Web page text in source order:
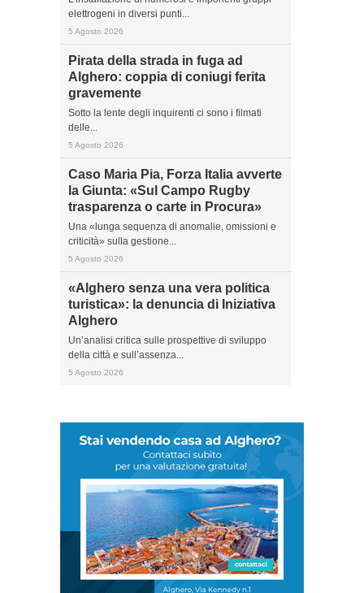
elettrogeni in diversi punti...
5 Agosto 2026
Pirata della strada in fuga ad
Alghero: coppia di coniugi ferita
gravemente
Sotto la lente degli inquirenti ci sono i filmati
delle...
5 Agosto 2026
Caso Maria Pia, Forza Italia avverte
la Giunta: «Sul Campo Rugby
trasparenza o carte in Procura»
Una «lunga sequenza di anomalie, omissioni e
criticità» sulla gestione...
5 Agosto 2026
«Alghero senza una vera politica
turistica»: la denuncia di Iniziativa
Alghero
Un’analisi critica sulle prospettive di sviluppo
della città e sull’assenza...
5 Agosto 2026